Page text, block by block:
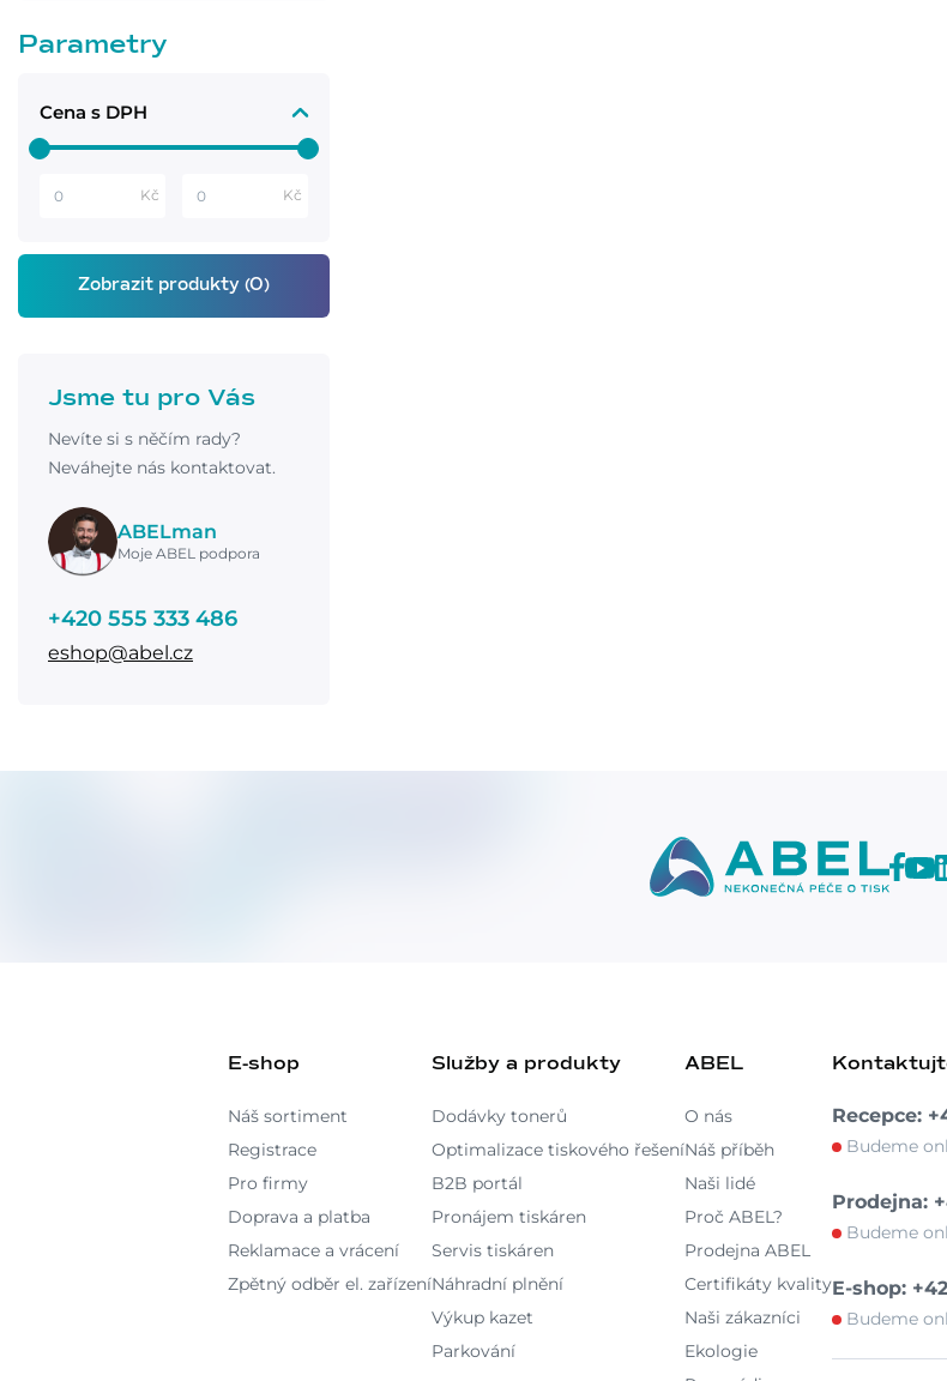
Parametry
Cena s DPH
Kč Kč
Jsme tu pro Vás
Nevíte si s něčím rady?
Neváhejte nás kontaktovat.
ABELman
Moje ABEL podpora
+420 555 333 486
eshop@abel.cz
E-shop
Náš sortiment
Registrace
Pro firmy
Doprava a platba
Reklamace a vrácení
Zpětný odběr el. zařízení
Služby a produkty
Dodávky tonerů
Optimalizace tiskového řešení
B2B portál
Pronájem tiskáren
Servis tiskáren
Náhradní plnění
Výkup kazet
Parkování
ABEL
O nás
Náš příběh
Naši lidé
Proč ABEL?
Prodejna ABEL
Certifikáty kvality
Naši zákazníci
Ekologie
Recepce:
Budeme
Prodejna:
Budeme
E-shop:
Budeme